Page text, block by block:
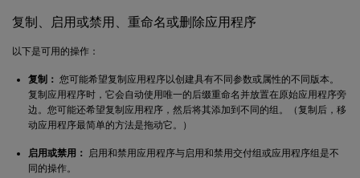
复制、启用或禁用、重命名或删除应用程序
以下是可用的操作：
复制： 您可能希望复制应用程序以创建具有不同参数或属性的不同版本。
复制应用程序时，它会自动使用唯一的后缀重命名并放置在原始应用程序旁
边。您可能还希望复制应用程序，然后将其添加到不同的组。（复制后，移
动应用程序最简单的方法是拖动它。）
启用或禁用：
启用和禁用应用程序与启用和禁用交付组或应用程序组是不
同的操作。